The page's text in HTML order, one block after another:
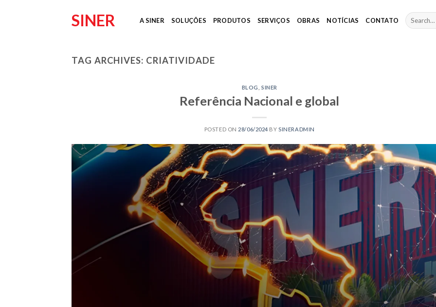
SINER A SINER SOLUÇÕES PRODUTOS SERVIÇOS OBRAS NOTÍCIAS CONTATO
TAG ARCHIVES: CRIATIVIDADE
BLOG ,SINER
Referência Nacional e global
POSTED ON 28/06/2024 BYSINERADMIN